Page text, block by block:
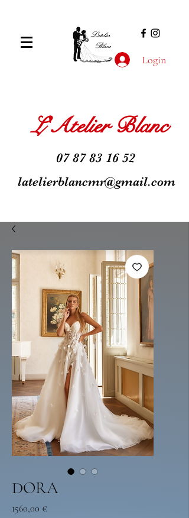
Login
L'Atelier Blanc
07 87 83 16 52
latelierblancmr@gmail.com
DORA
1560,00 €Preço